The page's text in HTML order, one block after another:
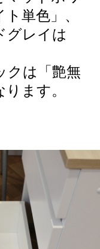
単色」、
グレイは
クは「艶無
ます。